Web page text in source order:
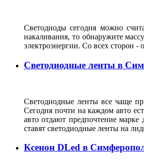
Светодиоды сегодня можно
накаливания, то обнаружите
электроэнергии. Со всех сторон
Светодиодные ленты в
Светодиодные ленты все чаще
Сегодня почти на каждом авто
авто отдают предпочтение марке
ставят светодиодные ленты на
Ксенон DLed в